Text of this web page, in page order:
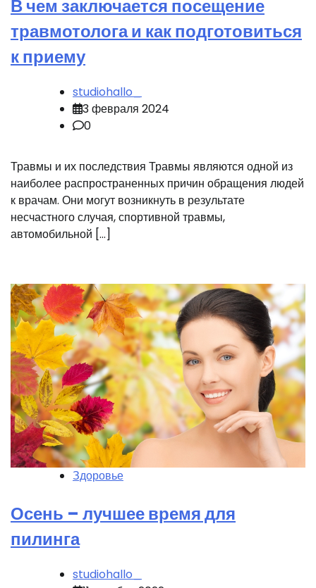
В чем заключается посещение
травмотолога и как подготовиться
к приему
studiohallo_
3 февраля 2024
0
Травмы и их последствия Травмы являются одной из
наиболее распространенных причин обращения людей
к врачам. Они могут возникнуть в результате
несчастного случая, спортивной травмы,
автомобильной […]
Здоровье
Осень – лучшее время для
пилинга
studiohallo_